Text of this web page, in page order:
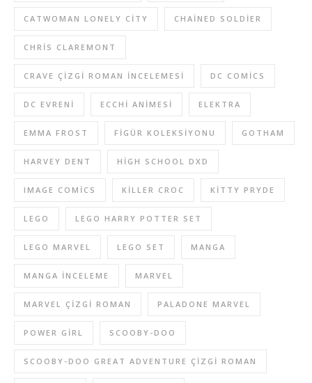
CATWOMAN LONELY CITY CHAINED SOLDIER
CHRIS CLAREMONT
CRAVE ÇIZGI ROMAN INCELEMESI DC COMICS
DC EVRENI ECCHI ANIMESI ELEKTRA
EMMA FROST FIGÜR KOLEKSIYONU GOTHAM
HARVEY DENT HIGH SCHOOL DXD
IMAGE COMICS KILLER CROC KITTY PRYDE
LEGO LEGO HARRY POTTER SET
LEGO MARVEL LEGO SET MANGA
MANGA INCELEME MARVEL
MARVEL ÇIZGI ROMAN PALADONE MARVEL
POWER GIRL SCOOBY-DOO
SCOOBY-DOO GREAT ADVENTURE ÇIZGI ROMAN